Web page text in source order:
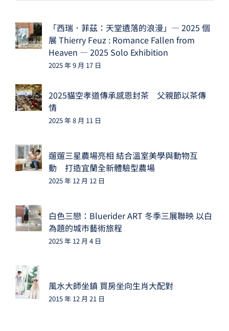
「西瑞．菲茲：天堂遺落的浪漫」— 2025 個
展 Thierry Feuz : Romance Fallen from
Heaven — 2025 Solo Exhibition
2025 年 9 月 17 日
2025貓空孝道傳承感恩封茶 父親節以茶傳
情
2025 年 8 月 11 日
遛遛三星農場亮相 結合溫室美學與動物互
動 打造宜蘭全新體驗型農場
2025 年 12 月 12 日
白色三戀：Bluerider ART 冬季三展聯映 以白
為題的城市藝術旅程
2025 年 12 月 4 日
風水大師坐鎮 買房坐向生肖大配對
2015 年 12 月 21 日